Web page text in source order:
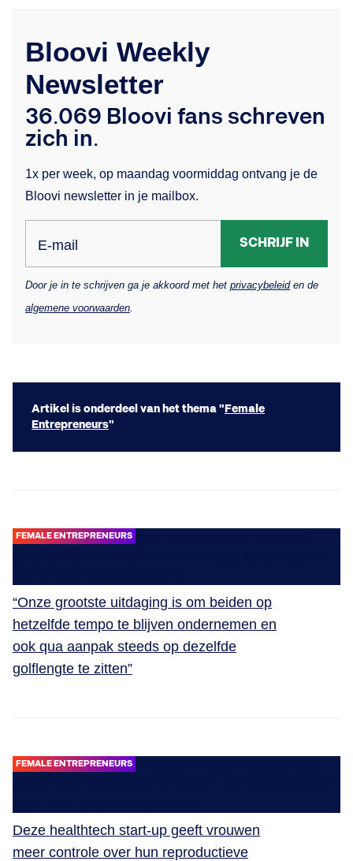
Bloovi Weekly
Newsletter
36.069 Bloovi fans schreven
zich in.
1x per week, op maandag voormiddag ontvang je de
Bloovi newsletter in je mailbox.
E-mail SCHRIJF IN
Door je in te schrijven ga je akkoord met het privacybeleiden de
algemene voorwaarden
Artikel is onderdeel van het thema "Female
Entrepreneurs"
FEMALE ENTREPRENEURS
“Onze grootste uitdaging is om beiden op
hetzelfde tempo te blijven ondernemen en
ook qua aanpak steeds op dezelfde
golflengte te zitten”
FEMALE ENTREPRENEURS
Deze healthtech start-up geeft vrouwen
meer controle over hun reproductieve